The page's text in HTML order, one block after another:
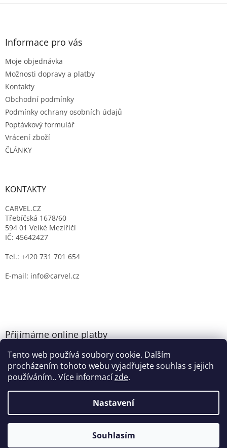
Tento web používá soubory cookie. Dalším
procházením tohoto webu vyjadřujete souhlas s jejich
používáním.. Více informacízde.
Nastavení
Souhlasím
Z
Informace pro vás
Moje objednávka
Možnosti dopravy a platby
Kontakty
Obchodní podmínky
Podmínky ochrany osobních údajů
Poptávkový formulář
Vrácení zboží
ČLÁNKY
KONTAKTY
CARVEL.CZ
Třebíčská 1678/60
594 01 Velké Meziříčí
IČ: 45642427
Tel.: +420 731 701 654
E-mail: info@carvel.cz
Přijímáme online platby
Vytvořil Shoptet
CARVEL.CZ. Všechna práva vyhrazena.